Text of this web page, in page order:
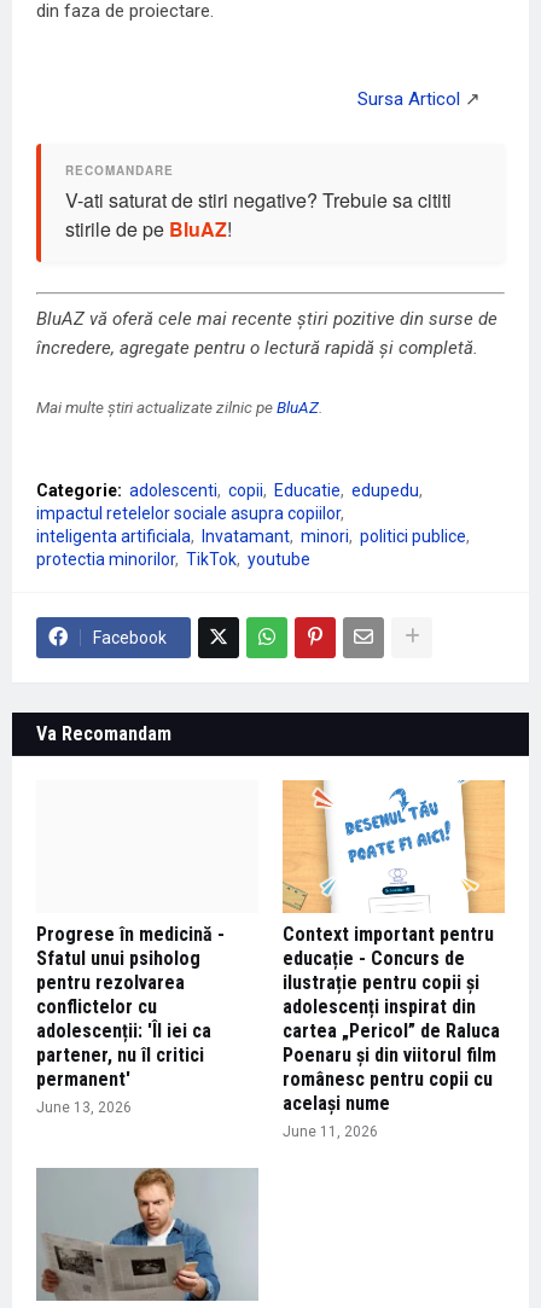
din faza de proiectare.
V-ati saturat de stiri negative? Trebuie sa cititi
stirile de pe BluAZ!
BluAZ vă oferă cele mai recente știri pozitive din surse de
încredere, agregate pentru o lectură rapidă și completă.
Mai multe știri actualizate zilnic peBluAZ
Categorie: adolescenti copii Educatie
edupedu
impactul retelelor sociale asupra copiilor
inteligenta artificiala
Invatamant minori
politici publice
protectia minorilor TikTok youtube
Facebook
Va Recomandam
Progrese în medicină -
Sfatul unui psiholog
pentru rezolvarea
conflictelor cu
adolescenții: 'Îl iei ca
partener, nu îl critici
permanent'
June 13, 2026
Context important pentru
educație - Concurs de
ilustrație pentru copii și
adolescenți inspirat din
cartea „Pericol” de Raluca
Poenaru și din viitorul film
românesc pentru copii cu
același nume
June 11, 2026